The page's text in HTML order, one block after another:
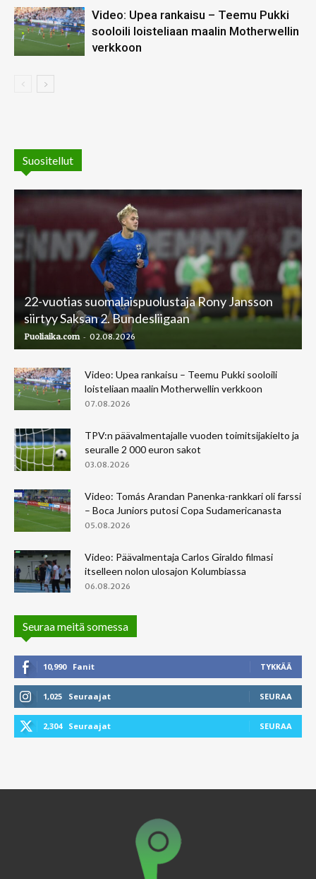
Video: Upea rankaisu – Teemu Pukki
sooloili loisteliaan maalin Motherwellin
verkkoon
Suositellut
22-vuotias suomalaispuolustaja Rony Jansson
siirtyy Saksan 2. Bundesliigaan
Puoliaika.com - 02.08.2026
Video: Upea rankaisu – Teemu Pukki sooloili
loisteliaan maalin Motherwellin verkkoon
07.08.2026
TPV:n päävalmentajalle vuoden toimitsijakielto ja
seuralle 2 000 euron sakot
03.08.2026
Video: Tomás Arandan Panenka-rankkari oli farssi
– Boca Juniors putosi Copa Sudamericanasta
05.08.2026
Video: Päävalmentaja Carlos Giraldo filmasi
itselleen nolon ulosajon Kolumbiassa
06.08.2026
Seuraa meitä somessa
10,990 Fanit TYKKÄÄ
1,025 Seuraajat SEURAA
2,304 Seuraajat SEURAA